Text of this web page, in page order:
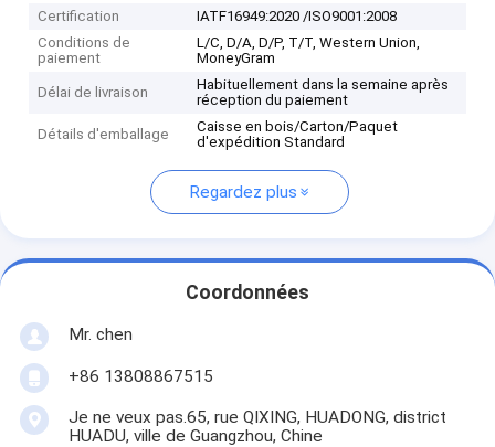
Certification
IATF16949:2020 /ISO9001:2008
Conditions de
paiement
L/C, D/A, D/P, T/T, Western Union,
MoneyGram
Délai de livraison
Habituellement dans la semaine après
réception du paiement
Détails d'emballage
Caisse en bois/Carton/Paquet
d'expédition Standard
Regardez plus
Coordonnées
Mr. chen
+86 13808867515
Je ne veux pas.65, rue QIXING, HUADONG, district
HUADU, ville de Guangzhou, Chine